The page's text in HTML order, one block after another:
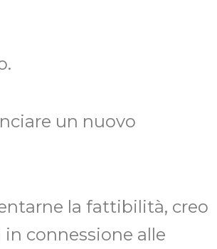
un nuovo
la fattibilità, creo
connessione alle